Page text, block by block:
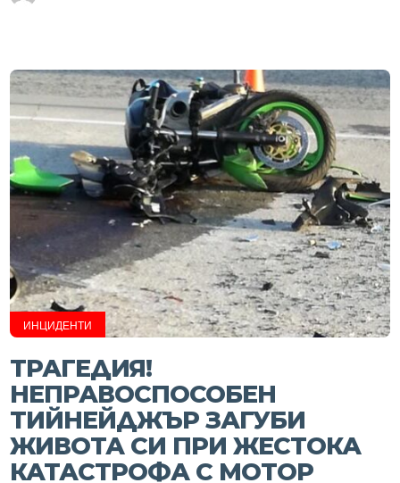
ИНЦИДЕНТИ
ТРАГЕДИЯ!
НЕПРАВОСПОСОБЕН
ТИЙНЕЙДЖЪР ЗАГУБИ
ЖИВОТА СИ ПРИ ЖЕСТОКА
КАТАСТРОФА С МОТОР